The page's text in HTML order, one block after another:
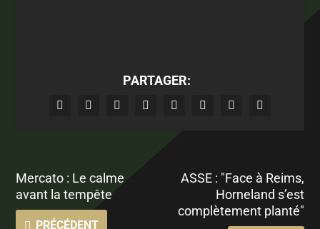
PARTAGER:
Mercato : Le calme
avant la tempête
PRÉCÉDENT
ASSE : "Face à Reims,
Horneland s’est
complètement planté"